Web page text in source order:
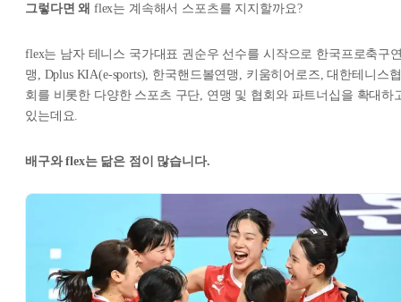
그렇다면 왜 flex는 계속해서 스포츠를 지지할까요?
flex는 남자 테니스 국가대표 권순우 선수를 시작으로 한국프로축구
맹, Dplus KIA(e-sports), 한국핸드볼연맹, 키움히어로즈, 대한테니스협
회를 비롯한 다양한 스포츠 구단, 연맹 및 협회와 파트너십을 확대하
있는데요.
배구와 flex는 닮은 점이 많습니다.